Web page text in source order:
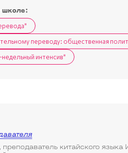
школе:
переводу: общественная
интенсив"
китайского языка